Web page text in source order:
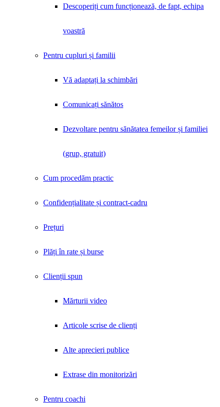
Descoperiți cum funcționează, de fapt, echipa
voastră
Pentru cupluri și familii
Vă adaptați la schimbări
Comunicați sănătos
Dezvoltare pentru sănătatea femeilor și familiei
(grup, gratuit)
Cum procedăm practic
Confidențialitate și contract-cadru
Prețuri
Plăți în rate și burse
Clienții spun
Mărturii video
Articole scrise de clienți
Alte aprecieri publice
Extrase din monitorizări
Pentru coachi